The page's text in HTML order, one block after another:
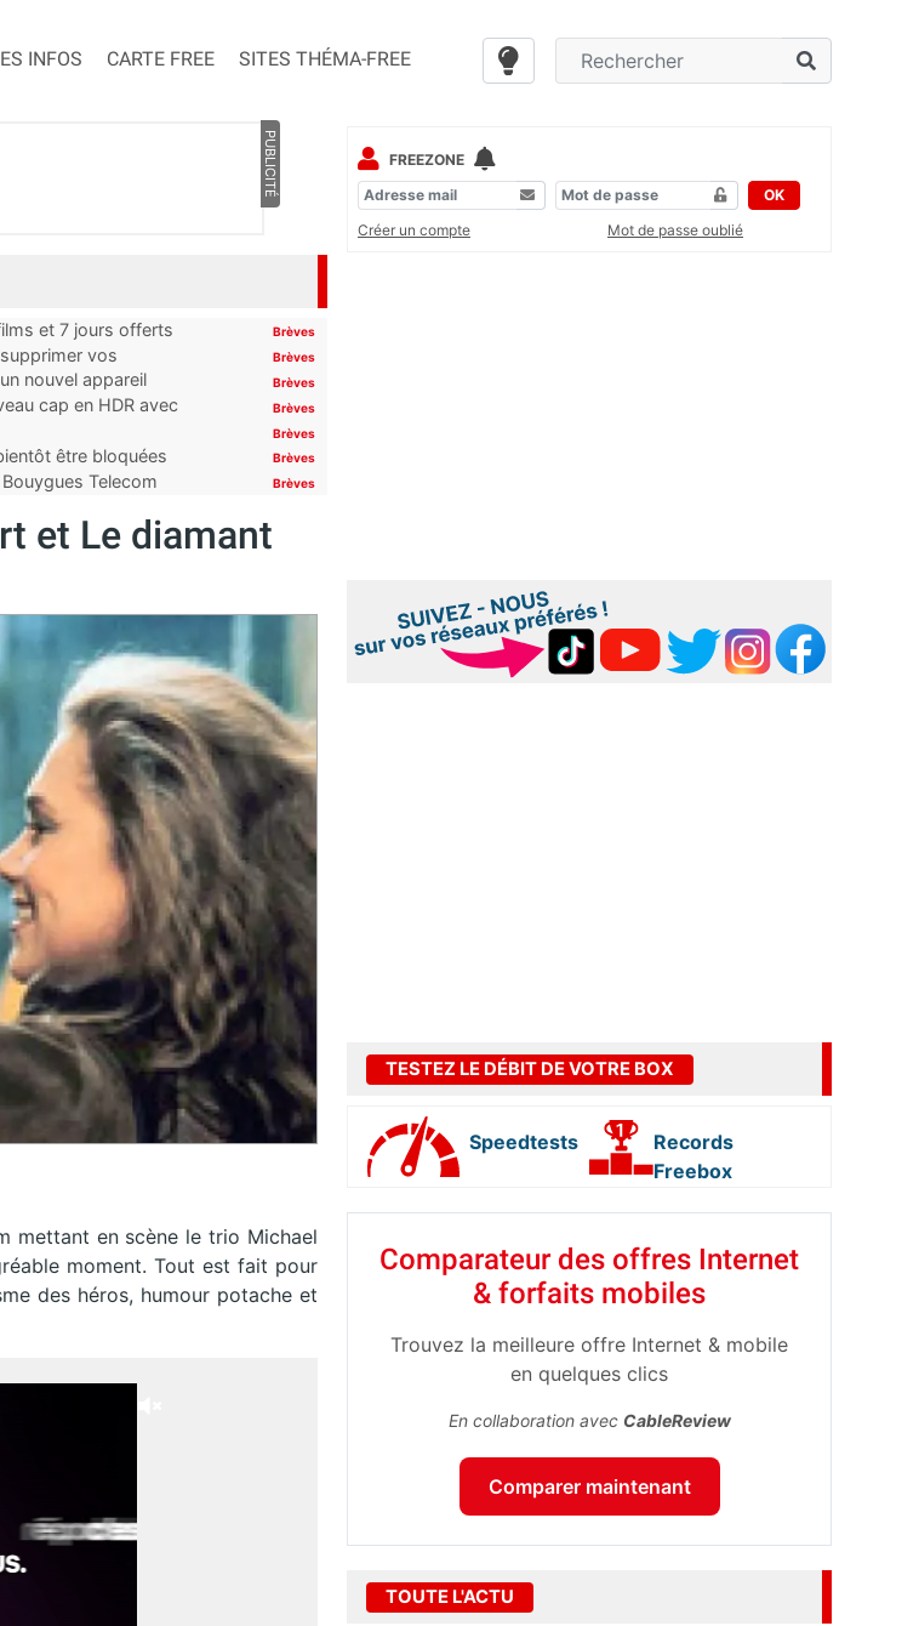
INFOS CARTE FREE SITES THÉMA-FREE
PUBLICITÉ
et 7 jours offerts Brèves
vos
Brèves
nouvel appareil
Brèves
cap en HDR avec
Brèves
Brèves
être bloquées
Brèves
Telecom
Brèves
et Le diamant
mettant en scène le trio Michael
moment. Tout est fait pour
des héros, humour potache et
FREEZONE
OK
Créer un compte
Mot de passe oublié
TESTEZ LE DÉBIT DE VOTRE BOX
Speedtests
Records
Freebox
Comparateur des offres Internet
& forfaits mobiles
Trouvez la meilleure offre Internet & mobile
en quelques clics
En collaboration avec CableReview
Comparer maintenant
TOUTE L'ACTU